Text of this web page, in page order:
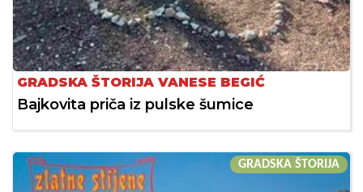
GRADSKA ŠTORIJA VANESE BEGIĆ
Bajkovita priča iz pulske šumice
GRADSKA ŠTORIJA